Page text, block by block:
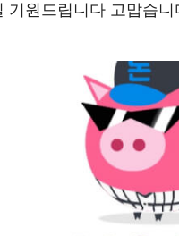
기원드립니다 고맙습